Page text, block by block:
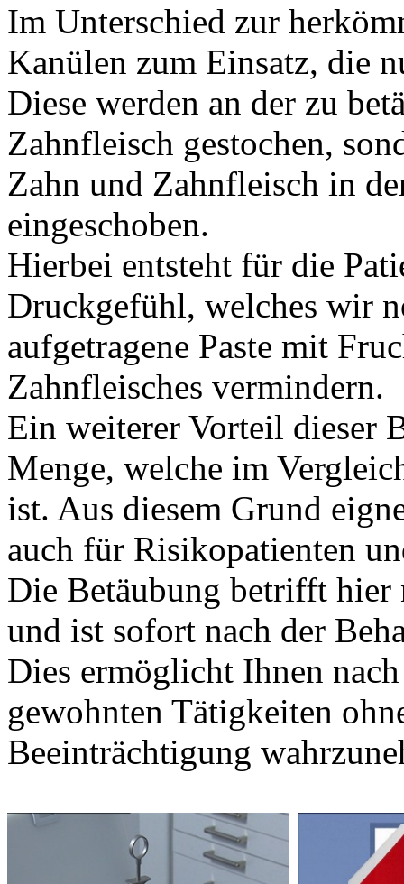
Im Unterschied zur
Kanülen zum Einsatz, die
Diese werden an der zu
Zahnfleisch gestochen,
Zahn und Zahnfleisch in
eingeschoben.
Hierbei entsteht für die
Druckgefühl, welches wir
aufgetragene Paste mit
Zahnfleisches vermindern.
Ein weiterer Vorteil dieser
Menge, welche im
ist. Aus diesem Grund
auch für Risikopatienten
Die Betäubung betrifft hier
und ist sofort nach der
Dies ermöglicht Ihnen
gewohnten Tätigkeiten
Beeinträchtigung